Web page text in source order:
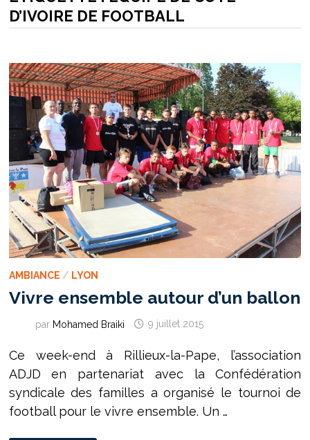
D’IVOIRE DE FOOTBALL
AMBIANCE / LYON
Vivre ensemble autour d’un ballon
par Mohamed Braiki 9 juillet 2015
Ce week-end à Rillieux-la-Pape, l’association
ADJD en partenariat avec la Confédération
syndicale des familles a organisé le tournoi de
football pour le vivre ensemble. Un …